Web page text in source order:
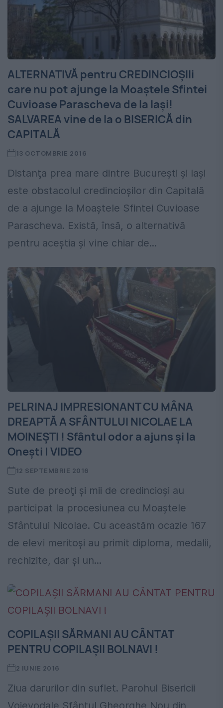
ALTERNATIVĂ pentru CREDINCIOŞIIi
care nu pot ajunge la Moaştele Sfintei
Cuvioase Parascheva de la Iaşi!
SALVAREA vine de la o BISERICĂ din
CAPITALĂ
13 OCTOMBRIE 2016
Distanţa prea mare dintre Bucureşti şi Iaşi
este obstacolul credincioşilor din Capitală
de a ajunge la Moaştele Sfintei Cuvioase
Parascheva. Există, însă, o alternativă
pentru aceştia şi vine chiar de...
PELRINAJ IMPRESIONANT CU MÂNA
DREAPTĂ A SFÂNTULUI NICOLAE LA
MOINEȘTI ! Sfântul odor a ajuns şi la
Oneşti | VIDEO
12 SEPTEMBRIE 2016
Sute de preoţi şi mii de credincioşi au
participat la procesiunea cu Moaştele
Sfântului Nicolae. Cu aceastăm ocazie 167
de elevi meritoşi au primit diploma, medalii,
rechizite, dar şi un...
COPILAȘII SĂRMANI AU CÂNTAT
PENTRU COPILAȘII BOLNAVI !
2 IUNIE 2016
Ziua darurilor din suflet. Parohul Bisericii